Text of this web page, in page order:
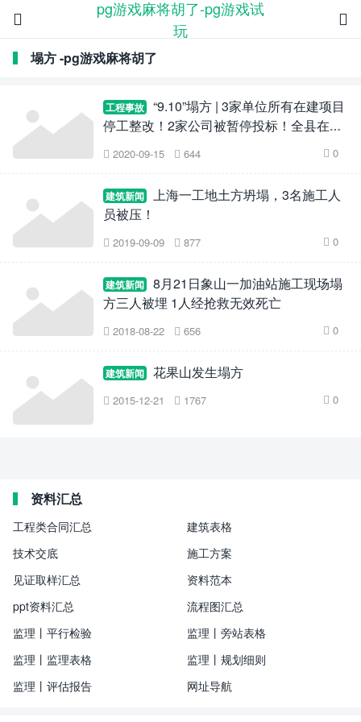
pg游戏麻将胡了-pg游戏试
玩


塌方 -pg游戏麻将胡了
工程事故
“9.10”塌方 | 3家单位所有在建项目
停工整改！2家公司被暂停投标！全县在建
 2020-09-15  644  0
建筑新闻
上海一工地土方坍塌，3名施工人
员被压！
 2019-09-09  877  0
建筑新闻
8月21日象山一加油站施工现场塌
方三人被埋 1人经抢救无效死亡
 2018-08-22  656  0
建筑新闻 花果山发生塌方
 2015-12-21  1767  0
资料汇总
工程类合同汇总
建筑表格
技术交底
施工方案
见证取样汇总
资料范本
ppt资料汇总
流程图汇总
监理丨平行检验
监理丨旁站表格
监理丨监理表格
监理丨规划细则
监理丨评估报告
网址导航